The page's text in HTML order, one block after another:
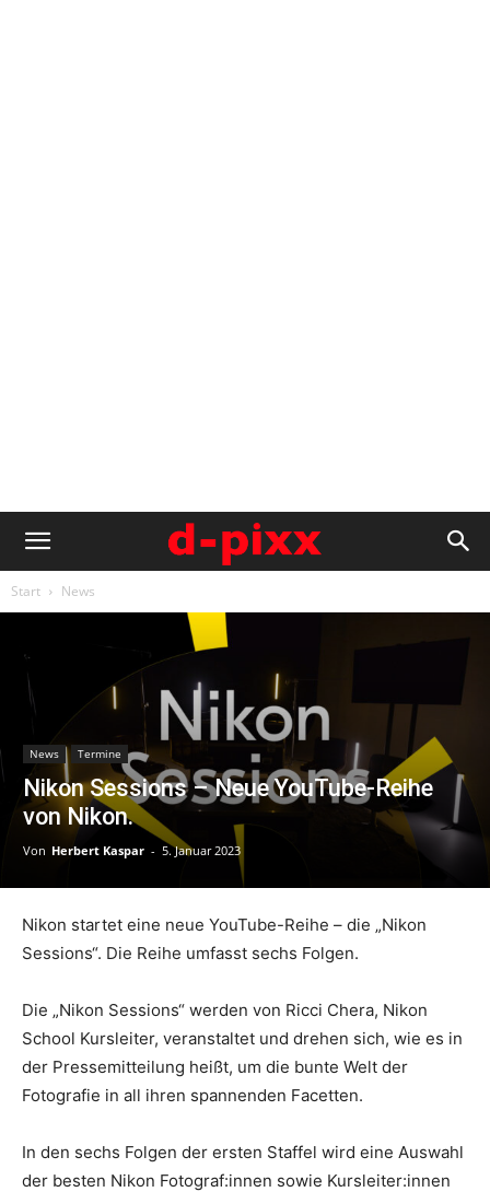
Start News
News Termine
Nikon Sessions – Neue YouTube-Reihe
von Nikon.
Von Herbert Kaspar - 5. Januar 2023
Nikon startet eine neue YouTube-Reihe – die „Nikon
Sessions“. Die Reihe umfasst sechs Folgen.
Die „Nikon Sessions“ werden von Ricci Chera, Nikon
School Kursleiter, veranstaltet und drehen sich, wie es in
der Pressemitteilung heißt, um die bunte Welt der
Fotografie in all ihren spannenden Facetten.
In den sechs Folgen der ersten Staffel wird eine Auswahl
der besten Nikon Fotograf:innen sowie Kursleiter:innen